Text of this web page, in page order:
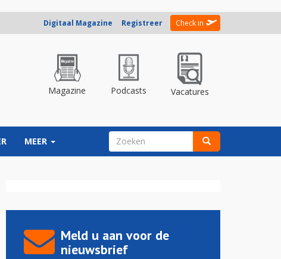
Digitaal Magazine Registreer Check in
Magazine Podcasts Vacatures
MEER ZOEKVELD
Meld u aan voor de
nieuwsbrief